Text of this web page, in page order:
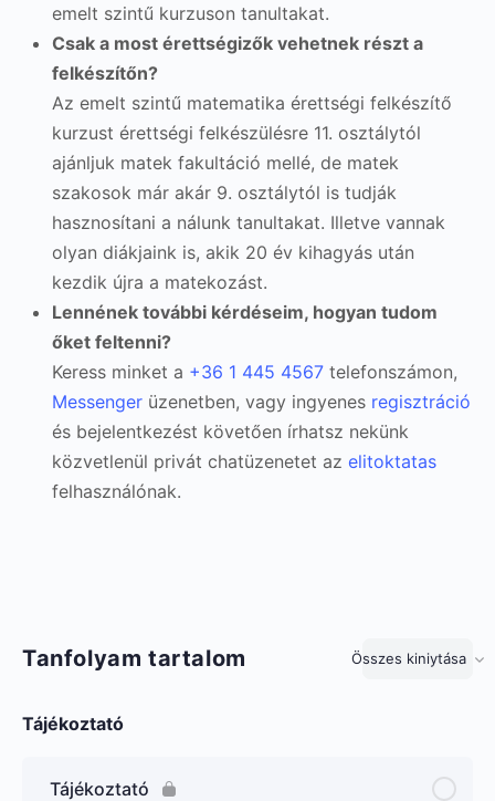
emelt szintű kurzuson tanultakat.
Csak a most érettségizők vehetnek részt a
felkészítőn?
Az emelt szintű matematika érettségi felkészítő
kurzust érettségi felkészülésre 11. osztálytól
ajánljuk matek fakultáció mellé, de matek
szakosok már akár 9. osztálytól is tudják
hasznosítani a nálunk tanultakat. Illetve vannak
olyan diákjaink is, akik 20 év kihagyás után
kezdik újra a matekozást.
Lennének további kérdéseim, hogyan tudom
őket feltenni?
Keress minket a +36 1 445 4567 telefonszámon,
Messenger üzenetben, vagy ingyenes regisztráció
és bejelentkezést követően írhatsz nekünk
közvetlenül privát chatüzenetet az elitoktatas
felhasználónak.
Tanfolyam tartalom Összes kiniytása
Lecke
Tájékoztató
Tájékoztató